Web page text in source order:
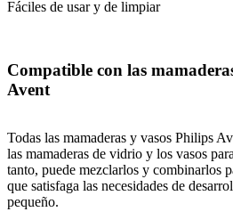
Fáciles de usar y de limpiar
Compatible con las
Avent
Todas las mamaderas y vasos Philips
las mamaderas de vidrio y los vasos
tanto, puede mezclarlos y combinarlos
que satisfaga las necesidades de
pequeño.